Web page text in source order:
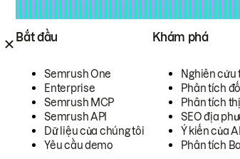
Bắt đầu
Semrush One
Enterprise
Semrush MCP
Semrush API
Dữ liệu của chúng tôi
Yêu cầu demo
Khám phá
Nghiên cứu
Phân tích
Phân tích
SEO địa
Ý kiến của
Phân tích